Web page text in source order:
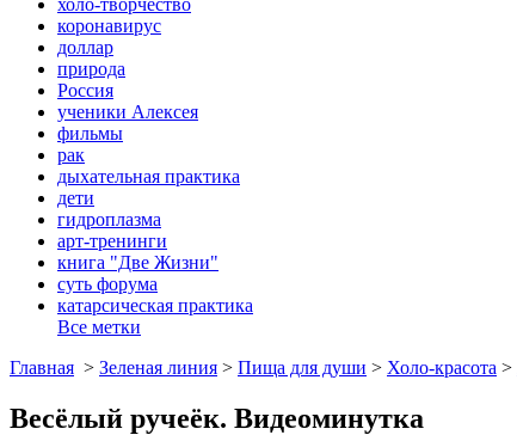
коронавирус
доллар
природа
Россия
ученики Алексея
фильмы
рак
дыхательная практика
дети
гидроплазма
арт-тренинги
книга "Две Жизни"
суть форума
катарсическая практика
Все метки
Главная > Зеленая линия > Пища для души > Холо-красота >
Весёлый ручеёк. Видеоминутка